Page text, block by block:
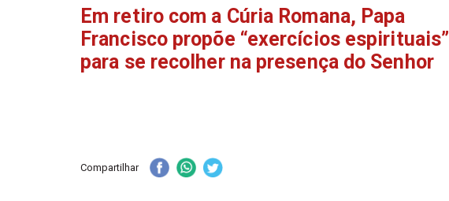
Em retiro com a Cúria Romana, Papa
Francisco propõe “exercícios espirituais”
para se recolher na presença do Senhor
Compartilhar